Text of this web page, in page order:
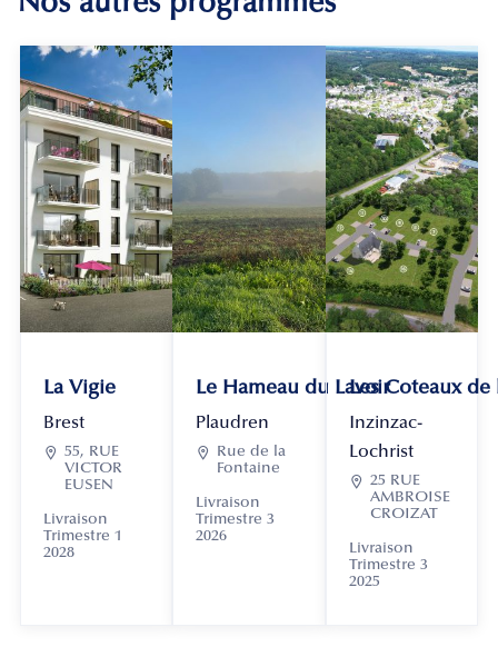
La Vigie
Brest
 55, RUE
VICTOR
EUSEN
Livraison
Trimestre 1
2028
Le Hameau du Lavoir
Plaudren

Rue de la
Fontaine
Livraison
Trimestre 3
2026
Les Coteaux
Inzinzac-
Lochrist
 25 RUE
AMBROISE
CROIZAT
Livraison
Trimestre 3
2025